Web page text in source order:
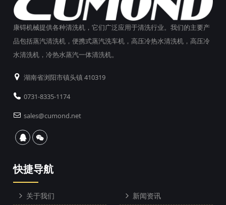
康锝机械提供各种清洗机，它们广泛应用于清洗行业。我们的主要产
品包括蒸汽清洗机，便携式蒸汽洗车机，高压冷热水清洗机，高压冷
水清洗机，冷热水蒸汽一体清洗机。
湖南省浏阳市镇头镇 410319
0731-8335-1174
sales@cumond.net
快捷导航
关于我们 新闻资讯